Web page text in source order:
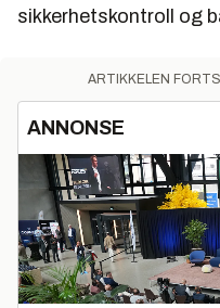
sikkerhetskontroll og
ARTIKKELEN
ANNONSE